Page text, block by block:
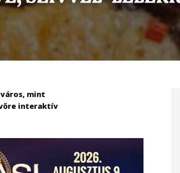
mint
interaktív